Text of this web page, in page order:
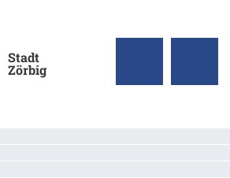
Stadt
Zörbig